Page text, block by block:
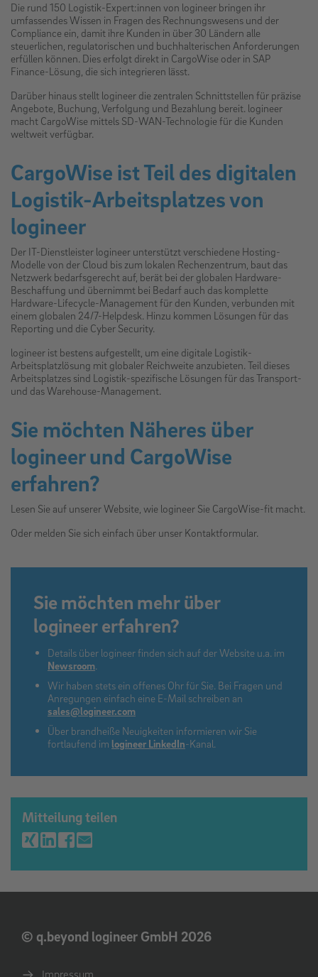
Die rund 150 Logistik-Expert:innen von logineer bringen ihr
umfassendes Wissen in Fragen des Rechnungswesens und der
Compliance ein, damit ihre Kunden in über 30 Ländern alle
steuerlichen, regulatorischen und buchhalterischen Anforderungen
erfüllen können. Dies erfolgt direkt in CargoWise oder in SAP
Finance-Lösung, die sich integrieren lässt.
Darüber hinaus stellt logineer die zentralen Schnittstellen für präzise
Angebote, Buchung, Verfolgung und Bezahlung bereit. logineer
macht CargoWise mittels SD-WAN-Technologie für die Kunden
weltweit verfügbar.
CargoWise ist Teil des digitalen
Logistik-Arbeitsplatzes von
logineer
Der IT-Dienstleister logineer unterstützt verschiedene Hosting-
Modelle von der Cloud bis zum lokalen Rechenzentrum, baut das
Netzwerk bedarfsgerecht auf, berät bei der globalen Hardware-
Beschaffung und übernimmt bei Bedarf auch das komplette
Hardware-Lifecycle-Management für den Kunden, verbunden mit
einem globalen 24/7-Helpdesk. Hinzu kommen Lösungen für das
Reporting und die Cyber Security.
logineer ist bestens aufgestellt, um eine digitale Logistik-
Arbeitsplatzlösung mit globaler Reichweite anzubieten. Teil dieses
Arbeitsplatzes sind Logistik-spezifische Lösungen für das Transport-
und das Warehouse-Management.
Sie möchten Näheres über
logineer und CargoWise
erfahren?
Lesen Sie auf unserer Website, wie logineer Sie CargoWise-fit macht.
Oder melden Sie sich einfach über unser Kontaktformular.
Sie möchten mehr über
logineer erfahren?
Details über logineer finden sich auf der Website u.a. im
Newsroom.
Wir haben stets ein offenes Ohr für Sie. Bei Fragen und
Anregungen einfach eine E-Mail schreiben an
sales@logineer.com
Über brandheiße Neuigkeiten informieren wir Sie
fortlaufend im logineer LinkedIn-Kanal.
Mitteilung teilen
© q.beyond logineer GmbH 2026